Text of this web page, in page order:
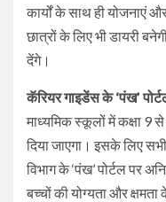
कार्यों के साथ ही योजनाएं
छात्रों के लिए भी डायरी
देंगे।
कॅरियर गाइडेंस के ‘पंख’
माध्यमिक स्कूलों में कक्षा 9
दिया जाएगा। इसके लिए
विभाग के ‘पंख’ पोर्टल पर
बच्चों की योग्यता और